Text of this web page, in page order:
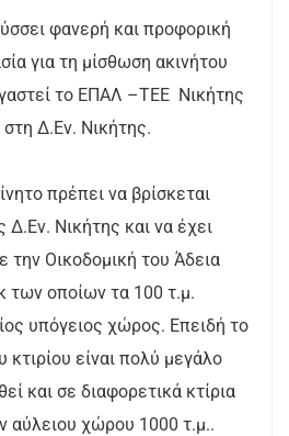
φανερή και προφορική
για τη μίσθωση ακινήτου
το ΕΠΑΛ –ΤΕΕ Νικήτης
Δ.Εν. Νικήτης.
πρέπει να βρίσκεται
Νικήτης και να έχει
Οικοδομική του Άδεια
των οποίων τα 100 τ.μ.
υπόγειος χώρος. Επειδή το
είναι πολύ μεγάλο
και σε διαφορετικά κτίρια
αύλειου χώρου 1000 τ.μ..